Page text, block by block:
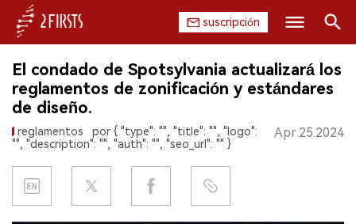
suscripción
INICIO
EMPRESA
REGULACIÓN
Buscar
El condado de Spotsylvania actualizará los
reglamentos de zonificación y estándares
de diseño.
reglamentos
por { "type": "", "title": "", "logo":
"", "description": "", "auth": "", "seo_url": "" }
Apr.25.2024